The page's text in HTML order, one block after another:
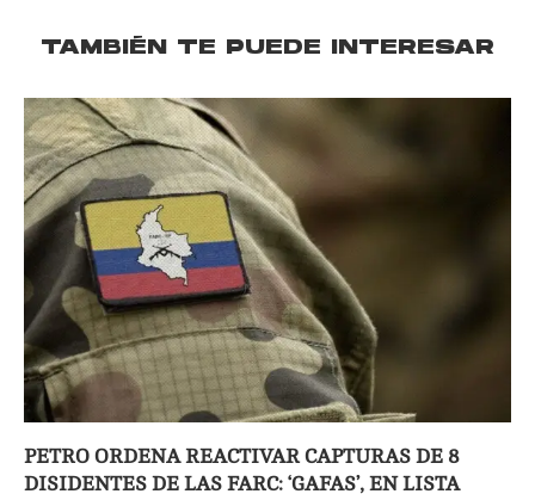
TAMBIÉN TE PUEDE INTERESAR
PETRO ORDENA REACTIVAR CAPTURAS DE 8
DISIDENTES DE LAS FARC: ‘GAFAS’, EN LISTA